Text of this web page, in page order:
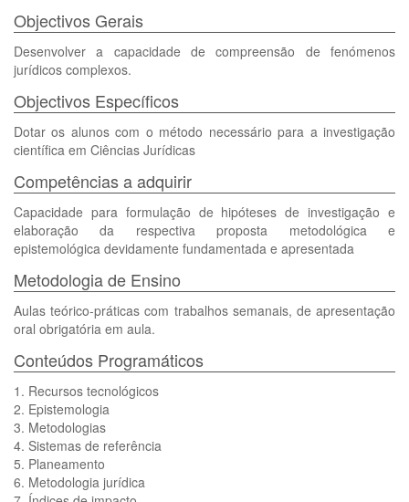
Objectivos Gerais
Desenvolver a capacidade de compreensão de fenómenos
jurídicos complexos.
Objectivos Específicos
Dotar os alunos com o método necessário para a investigação
científica em Ciências Jurídicas
Competências a adquirir
Capacidade para formulação de hipóteses de investigação e
elaboração da respectiva proposta metodológica e
epistemológica devidamente fundamentada e apresentada
Metodologia de Ensino
Aulas teórico-práticas com trabalhos semanais, de apresentação
oral obrigatória em aula.
Conteúdos Programáticos
1. Recursos tecnológicos
2. Epistemologia
3. Metodologias
4. Sistemas de referência
5. Planeamento
6. Metodologia jurídica